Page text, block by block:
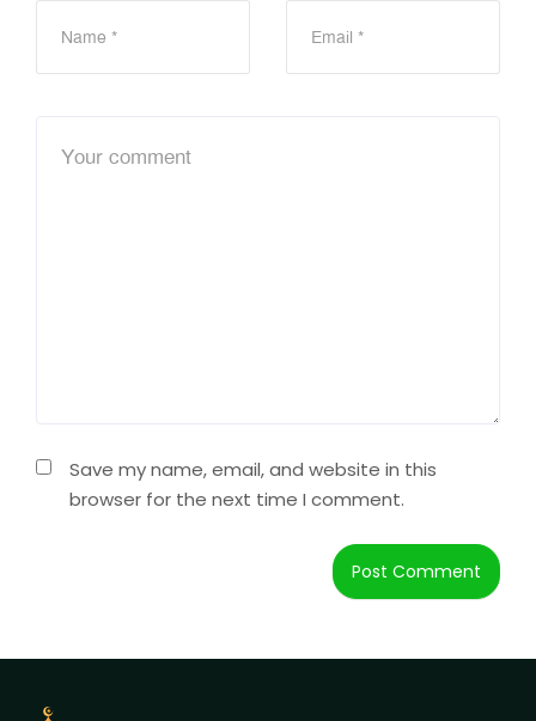
Save my name, email, and website in this
browser for the next time I comment.